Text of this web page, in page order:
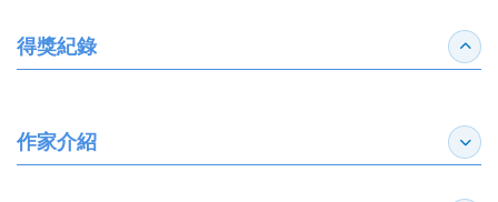
得獎紀錄 收合
作家介紹 展開